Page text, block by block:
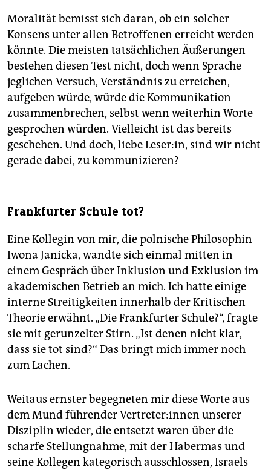
Moralität bemisst sich daran, ob ein solcher
Konsens unter allen Betroffenen erreicht werden
könnte. Die meisten tatsächlichen Äußerungen
bestehen diesen Test nicht, doch wenn Sprache
jeglichen Versuch, Verständnis zu erreichen,
aufgeben würde, würde die Kommunikation
zusammenbrechen, selbst wenn weiterhin Worte
gesprochen würden. Vielleicht ist das bereits
geschehen. Und doch, liebe Leser:in, sind wir nicht
gerade dabei, zu kommunizieren?
Frankfurter Schule tot?
Eine Kollegin von mir, die polnische Philosophin
Iwona Janicka, wandte sich einmal mitten in
einem Gespräch über Inklusion und Exklusion im
akademischen Betrieb an mich. Ich hatte einige
interne Streitigkeiten innerhalb der Kritischen
Theorie erwähnt. „Die Frankfurter Schule?“, fragte
sie mit gerunzelter Stirn. „Ist denen nicht klar,
dass sie tot sind?“ Das bringt mich immer noch
zum Lachen.
Weitaus ernster begegneten mir diese Worte aus
dem Mund führender Ver­tre­te­r:in­nen unserer
Disziplin wieder, die entsetzt waren über die
scharfe Stellungnahme, mit der Habermas und
seine Kollegen kategorisch ausschlossen, Israels